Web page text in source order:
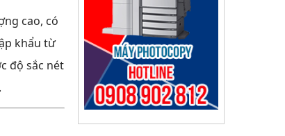
cao, có
khẩu từ
độ sắc nét